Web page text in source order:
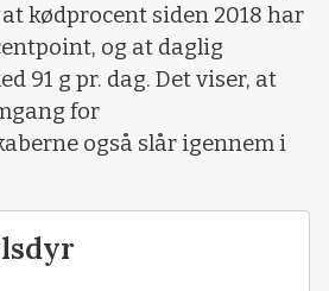
kødprocent siden 2018 har
og at daglig
91 g pr. dag. Det viser, at
for
også slår igennem i